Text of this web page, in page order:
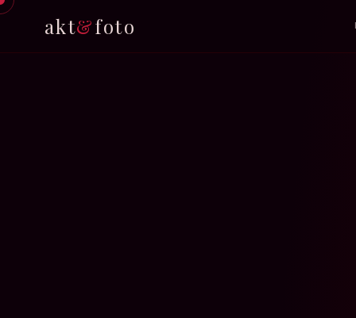
akt&foto